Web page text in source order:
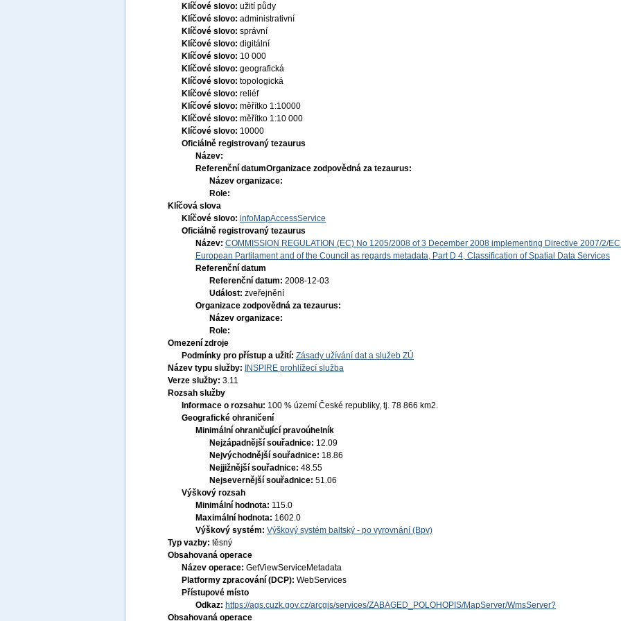
Klíčové slovo: užití půdy
Klíčové slovo: administrativní
Klíčové slovo: správní
Klíčové slovo: digitální
Klíčové slovo: 10 000
Klíčové slovo: geografická
Klíčové slovo: topologická
Klíčové slovo: reliéf
Klíčové slovo: měřítko 1:10000
Klíčové slovo: měřítko 1:10 000
Klíčové slovo: 10000
Oficiálně registrovaný tezaurus
Název:
Referenční datumOrganizace zodpovědná za tezaurus:
Název organizace:
Role:
Klíčová slova
Klíčové slovo: infoMapAccessService
Oficiálně registrovaný tezaurus
Název: COMMISSION REGULATION (EC) No 1205/2008 of 3 December 2008 implementing Directive 2007/2/EC
European Partilament and of the Council as regards metadata, Part D 4, Classification of Spatial Data Services
Referenční datum
Referenční datum: 2008-12-03
Událost: zveřejnění
Organizace zodpovědná za tezaurus:
Název organizace:
Role:
Omezení zdroje
Podmínky pro přístup a užití: Zásady užívání dat a služeb ZÚ
Název typu služby:
INSPIRE prohlížecí služba
Verze služby: 3.11
Rozsah služby
Informace o rozsahu: 100 % území České republiky, tj. 78 866 km2.
Geografické ohraničení
Minimální ohraničující pravoúhelník
Nejzápadnější souřadnice: 12.09
Nejvýchodnější souřadnice: 18.86
Nejjižnější souřadnice: 48.55
Nejsevernější souřadnice: 51.06
Výškový rozsah
Minimální hodnota: 115.0
Maximální hodnota: 1602.0
Výškový systém: Výškový systém baltský - po vyrovnání (Bpv)
Typ vazby: těsný
Obsahovaná operace
Název operace: GetViewServiceMetadata
Platformy zpracování (DCP): WebServices
Přístupové místo
Odkaz: https://ags.cuzk.gov.cz/arcgis/services/ZABAGED_POLOHOPIS/MapServer/WmsServer?
Obsahovaná operace